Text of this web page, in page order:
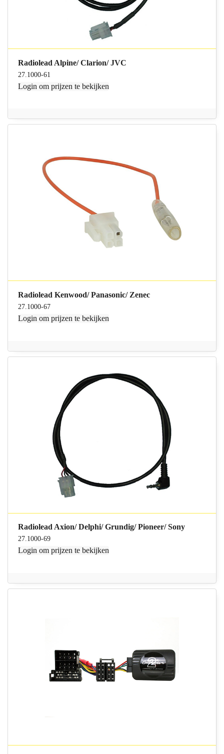
Radiolead Alpine/ Clarion/ JVC
27.1000-61
Login om prijzen te bekijken
Radiolead Kenwood/ Panasonic/ Zenec
27.1000-67
Login om prijzen te bekijken
Radiolead Axion/ Delphi/ Grundig/ Pioneer/ Sony
27.1000-69
Login om prijzen te bekijken